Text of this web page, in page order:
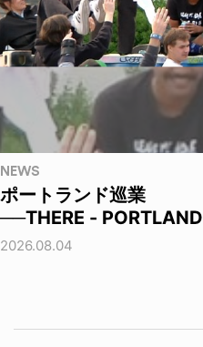
NEWS
ポートランド巡業
──THERE - PORTLAND
2026.08.04